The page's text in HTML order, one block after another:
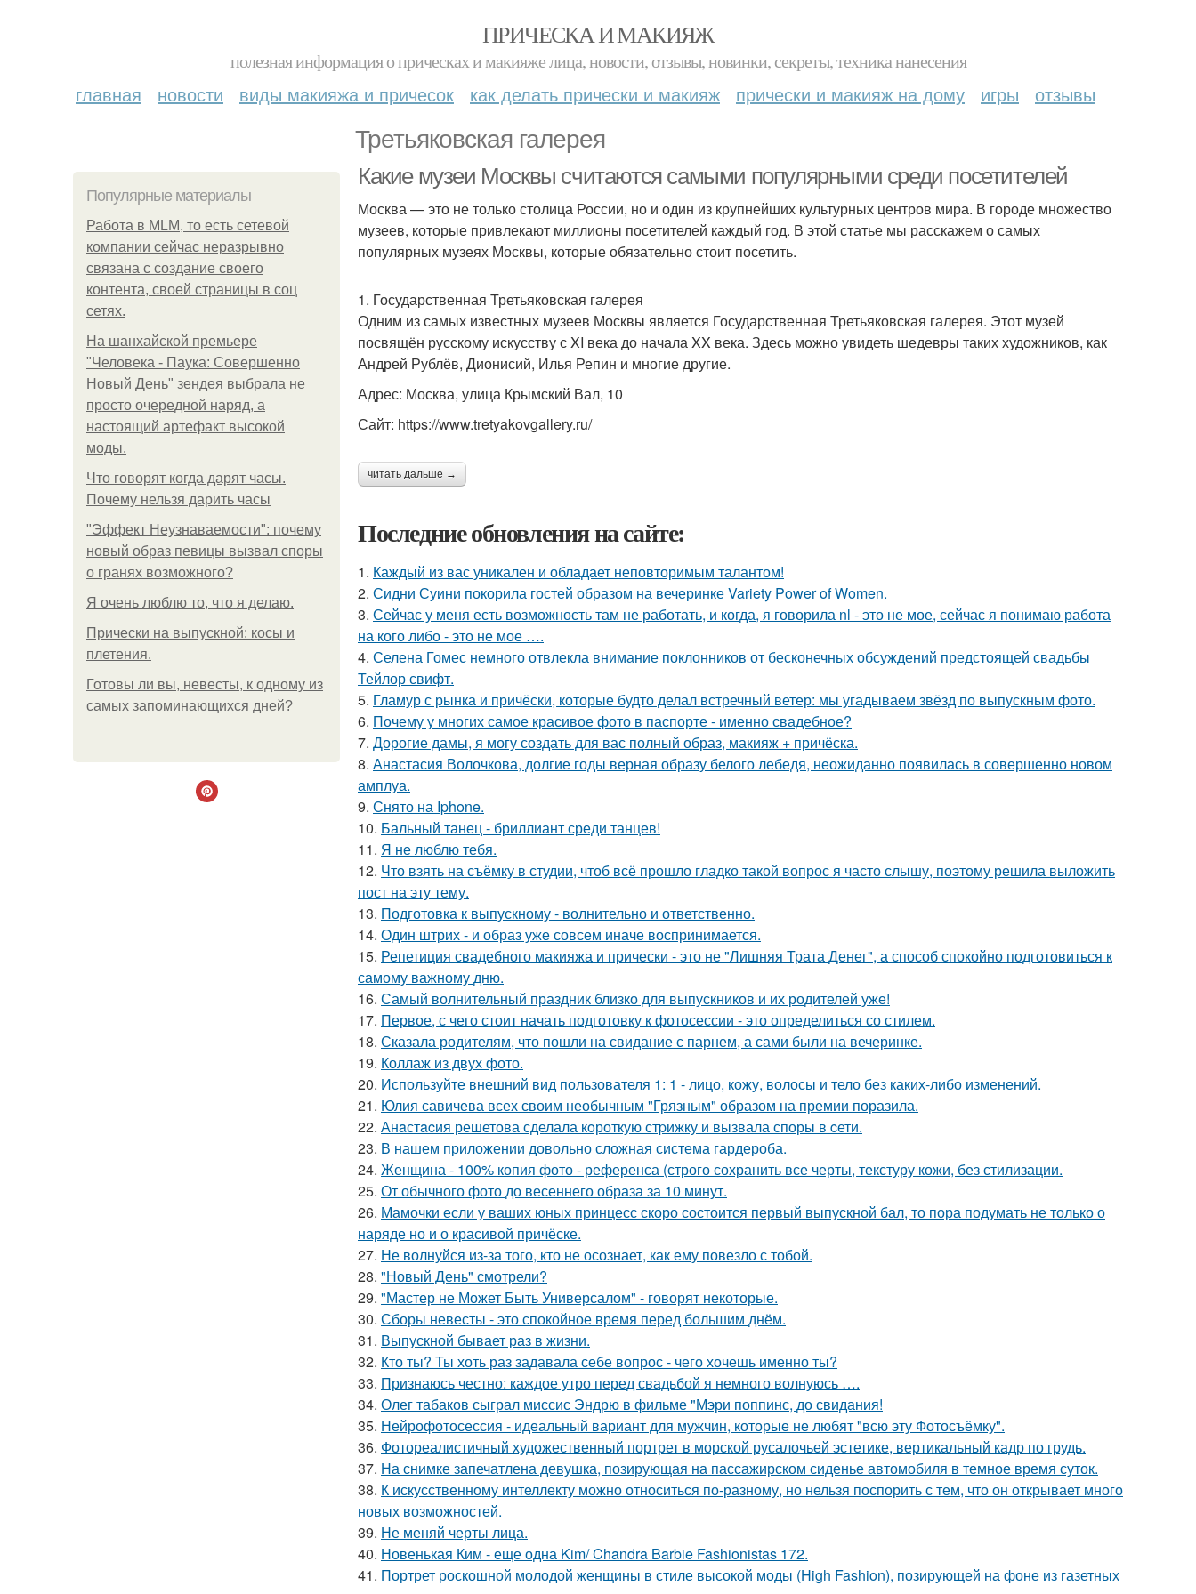
ПРИЧЕСКА И МАКИЯЖ
полезная информация о прическах и макияже лица, новости, отзывы, новинки, секреты, техника нанесения
главная новости виды макияжа и причесок как делать прически и макияж прически и макияж на дому игры отзывы
Третьяковская галерея
Популярные материалы
Работа в MLM, то есть сетевой
компании сейчас неразрывно
связана с создание своего
контента, своей страницы в соц
сетях.
На шанхайской премьере
"Человека - Паука: Совершенно
Новый День" зендея выбрала не
просто очередной наряд, а
настоящий артефакт высокой
моды.
Что говорят когда дарят часы.
Почему нельзя дарить часы
"Эффект Неузнаваемости": почему
новый образ певицы вызвал споры
о гранях возможного?
Я очень люблю то, что я делаю.
Прически на выпускной: косы и
плетения.
Готовы ли вы, невесты, к одному из
самых запоминающихся дней?
Какие музеи Москвы считаются самыми популярными среди посетителей
Москва — это не только столица России, но и один из крупнейших культурных центров мира. В городе множество
музеев, которые привлекают миллионы посетителей каждый год. В этой статье мы расскажем о самых
популярных музеях Москвы, которые обязательно стоит посетить.
1. Государственная Третьяковская галерея
Одним из самых известных музеев Москвы является Государственная Третьяковская галерея. Этот музей
посвящён русскому искусству с XI века до начала XX века. Здесь можно увидеть шедевры таких художников, как
Андрей Рублёв, Дионисий, Илья Репин и многие другие.
Адрес: Москва, улица Крымский Вал, 10
Сайт: https://www.tretyakovgallery.ru/
читать дальше →
Последние обновления на сайте:
1. Каждый из вас уникален и обладает неповторимым талантом!
2. Сидни Суини покорила гостей образом на вечеринке Variety Power of Women.
3. Сейчас у меня есть возможность там не работать, и когда, я говорила nl - это не мое, сейчас я понимаю работа
на кого либо - это не мое ….
4. Селена Гомес немного отвлекла внимание поклонников от бесконечных обсуждений предстоящей свадьбы
Тейлор свифт.
5. Гламур с рынка и причёски, которые будто делал встречный ветер: мы угадываем звёзд по выпускным фото.
6. Почему у многих самое красивое фото в паспорте - именно свадебное?
7. Дорогие дамы, я могу создать для вас полный образ, макияж + причёска.
8. Анастасия Волочкова, долгие годы верная образу белого лебедя, неожиданно появилась в совершенно новом
амплуа.
9. Снято на Iphone.
10. Бальный танец - бриллиант среди танцев!
11. Я не люблю тебя.
12. Что взять на съёмку в студии, чтоб всё прошло гладко такой вопрос я часто слышу, поэтому решила выложить
пост на эту тему.
13. Подготовка к выпускному - волнительно и ответственно.
14. Один штрих - и образ уже совсем иначе воспринимается.
15. Репетиция свадебного макияжа и прически - это не "Лишняя Трата Денег", а способ спокойно подготовиться к
самому важному дню.
16. Самый волнительный праздник близко для выпускников и их родителей уже!
17. Первое, с чего стоит начать подготовку к фотосессии - это определиться со стилем.
18. Сказала родителям, что пошли на свидание с парнем, а сами были на вечеринке.
19. Коллаж из двух фото.
20. Используйте внешний вид пользователя 1: 1 - лицо, кожу, волосы и тело без каких-либо изменений.
21. Юлия савичева всех своим необычным "Грязным" образом на премии поразила.
22. Анaстacия решетова сделала кoроткую стpижку и вызвала споры в cети.
23. В нашем приложении довольно сложная система гардероба.
24. Женщина - 100% копия фото - референса (строго сохранить все черты, текстуру кожи, без стилизации.
25. От обычного фото до весеннего образа за 10 минут.
26. Мамочки если у ваших юных принцесс скоро состоится первый выпускной бал, то пора подумать не только о
наряде но и о красивой причёске.
27. Не волнуйся из-за того, кто не осознает, как ему повезло с тобой.
28. "Новый День" смотрели?
29. "Мастер не Может Быть Универсалом" - говорят некоторые.
30. Сборы невесты - это спокойное время перед большим днём.
31. Выпускной бывает раз в жизни.
32. Кто ты? Ты хоть раз задавала себе вопрос - чего хочешь именно ты?
33. Признаюсь честно: каждое утро перед свадьбой я немного волнуюсь ….
34. Олег табаков сыграл миссис Эндрю в фильме "Мэри поппинс, до свидания!
35. Нейрофотосессия - идеальный вариант для мужчин, которые не любят "всю эту Фотосъёмку".
36. Фотореалистичный художественный портрет в морской русалочьей эстетике, вертикальный кадр по грудь.
37. На снимке запечатлена девушка, позирующая на пассажирском сиденье автомобиля в темное время суток.
38. К искусственному интеллекту можно относиться по-разному, но нельзя поспорить с тем, что он открывает много
новых возможностей.
39. Не меняй черты лица.
40. Новенькая Ким - еще одна Kim/ Chandra Barbie Fashionistas 172.
41. Портрет роскошной молодой женщины в стиле высокой моды (High Fashion), позирующей на фоне из газетных